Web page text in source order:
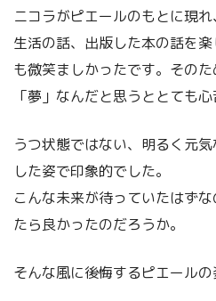
ニコラがピエールのもとに現
生活の話、出版した本の話を
も微笑ましかったです。その
「夢」なんだと思うととても心
うつ状態ではない、明るく元
した姿で印象的でした。
こんな未来が待っていたはず
たら良かったのだろうか。
そんな風に後悔するピエールの